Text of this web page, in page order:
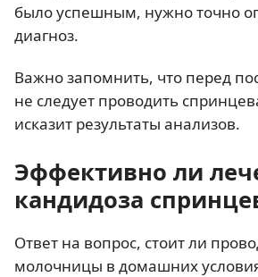
было успешным, нужно точно
диагноз.
Важно запомнить, что перед
не следует проводить
исказит результаты анализов.
Эффективно ли
кандидоза
Ответ на вопрос, стоит ли
молочницы в домашних